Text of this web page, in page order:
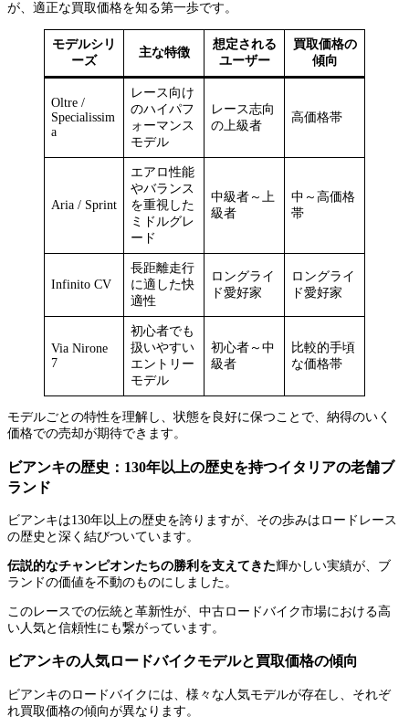
が、適正な買取価格を知る第一歩です。
モデルシリ
ーズ
主な特徴
想定される
ユーザー
買取価格の
傾向
Oltre /
Specialissim
a
レース向け
のハイパフ
ォーマンス
モデル
レース志向
の上級者
高価格帯
Aria / Sprint
エアロ性能
やバランス
を重視した
ミドルグレ
ード
中級者～上
級者
中～高価格
帯
Infinito CV
長距離走行
に適した快
適性
ロングライ
ド愛好家
ロングライ
ド愛好家
Via Nirone
7
初心者でも
扱いやすい
エントリー
モデル
初心者～中
級者
比較的手頃
な価格帯
モデルごとの特性を理解し、状態を良好に保つことで、納得のいく
価格での売却が期待できます。
ビアンキの歴史：130年以上の歴史を持つイタリアの老舗ブ
ランド
ビアンキは130年以上の歴史を誇りますが、その歩みはロードレース
の歴史と深く結びついています。
伝説的なチャンピオンたちの勝利を支えてきた輝かしい実績が、ブ
ランドの価値を不動のものにしました。
このレースでの伝統と革新性が、中古ロードバイク市場における高
い人気と信頼性にも繋がっています。
ビアンキの人気ロードバイクモデルと買取価格の傾向
ビアンキのロードバイクには、様々な人気モデルが存在し、それぞ
れ買取価格の傾向が異なります。